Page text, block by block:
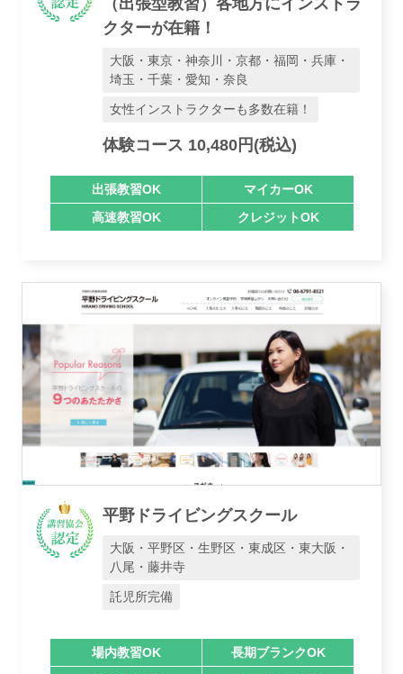
運営会社
業者様登録はこちら
（出張型教習）各地方にインストラ
クターが在籍！
大阪・東京・神奈川・京都・福岡・兵庫・
埼玉・千葉・愛知・奈良
女性インストラクターも多数在籍！
体験コース 10,480円(税込)
出張教習OK
マイカーOK
高速教習OK
クレジットOK
平野ドライビングスクール
大阪・平野区・生野区・東成区・東大阪・
八尾・藤井寺
託児所完備
場内教習OK
長期ブランクOK